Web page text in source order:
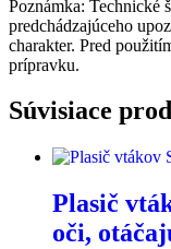
Poznámka: Technické
predchádzajúceho
charakter. Pred
prípravku.
Súvisiace
Plasič
oči,